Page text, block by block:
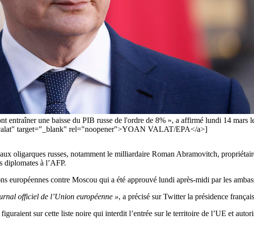
entraîner une baisse du PIB russe de l'ordre de 8% », a affirmé lundi 14
target="_blank" rel="noopener">YOAN VALAT/EPA</a>]
oligarques russes, notamment le milliardaire Roman Abramovitch,
diplomates à l’AFP.
européennes contre Moscou qui a été approuvé lundi après-midi par les
officiel de l’Union européenne », a précisé sur Twitter la présidence
sur cette liste noire qui interdit l’entrée sur le territoire de l’UE et